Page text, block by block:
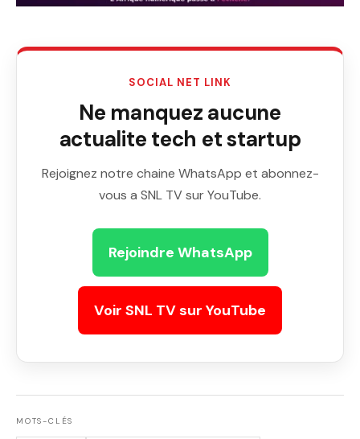
SOCIAL NET LINK
Ne manquez aucune
actualite tech et startup
Rejoignez notre chaine WhatsApp et abonnez-
vous a SNL TV sur YouTube.
Rejoindre WhatsApp
Voir SNL TV sur YouTube
MOTS-CLÉS